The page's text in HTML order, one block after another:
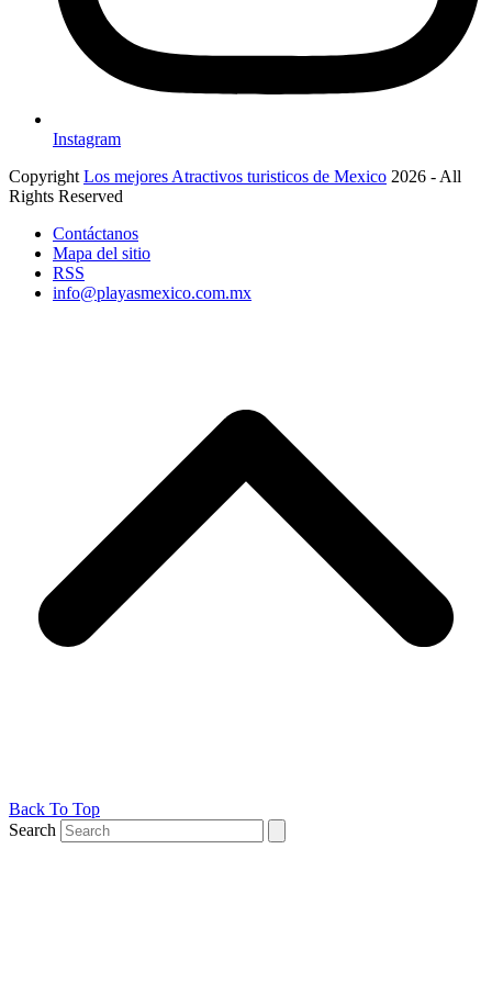
Instagram
Copyright Los mejores Atractivos turisticos de Mexico 2026 - All
Rights Reserved
Contáctanos
Mapa del sitio
RSS
info@playasmexico.com.mx
Back To Top
Search